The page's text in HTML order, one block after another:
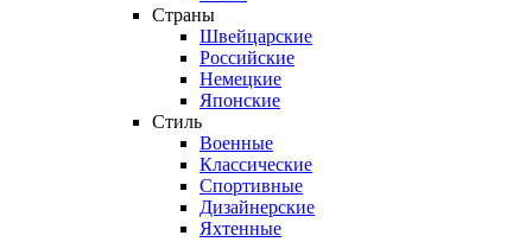
Страны
Швейцарские
Российские
Немецкие
Японские
Стиль
Военные
Классические
Спортивные
Дизайнерские
Яхтенные